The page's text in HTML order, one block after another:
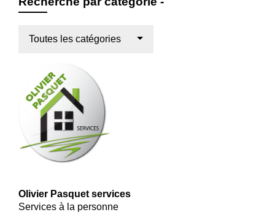
Toutes les catégories
Olivier Pasquet services
Services à la personne